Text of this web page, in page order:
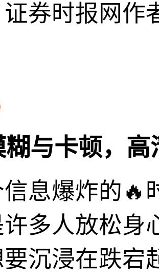
券时报网作
糊与卡顿，
息爆炸的🔥
多人放松身
沉浸在跌宕